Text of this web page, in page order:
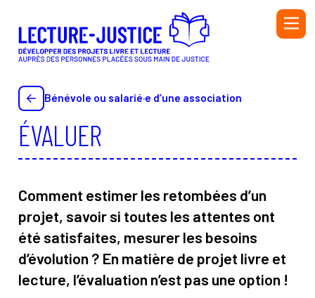
Bénévole ou salarié·e d’une association
ÉVALUER
Comment estimer les retombées d’un
projet, savoir si toutes les attentes ont
été satisfaites, mesurer les besoins
d’évolution ? En matière de projet livre et
lecture, l’évaluation n’est pas une option !
DE L'ÉDUCATION NATIONALE
PERSONNEL DE LA PROTECTION JUDICIAIRE DE LA
JEUNESSE (PJJ), DU SECTEUR ASSOCIATIF HABILITÉ
(SAH) ET DE L'ÉDUCATION NATIONALE
BÉNÉVOLE OU SALARIÉ·E D’UNE ASSOCIATION
AUTEUR OU AUTRICE
INTERVENANT·E
Initiatives Ressources